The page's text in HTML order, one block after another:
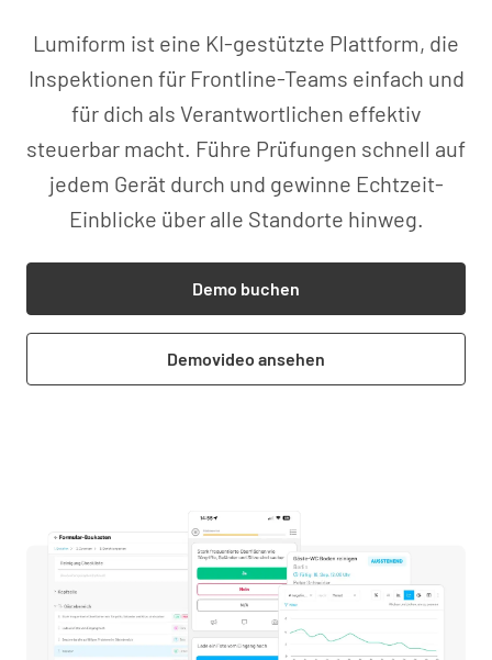
Lumiform ist eine KI-gestützte Plattform, die
Inspektionen für Frontline-Teams einfach und
für dich als Verantwortlichen effektiv
steuerbar macht. Führe Prüfungen schnell auf
jedem Gerät durch und gewinne Echtzeit-
Einblicke über alle Standorte hinweg.
Demo buchen
Demovideo ansehen